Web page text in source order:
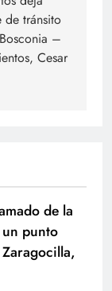
de tránsito
–
Cesar
de la
punto